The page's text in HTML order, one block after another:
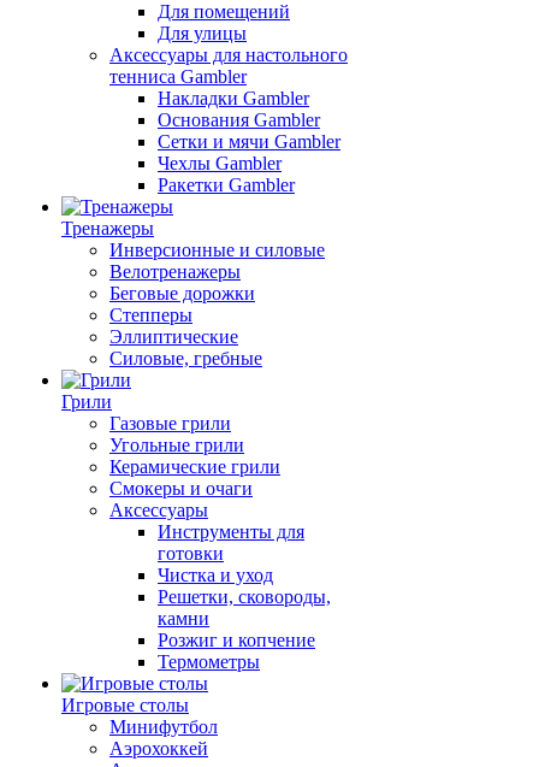
Для помещений
Для улицы
Аксессуары для настольного
тенниса Gambler
Накладки Gambler
Основания Gambler
Сетки и мячи Gambler
Чехлы Gambler
Ракетки Gambler
Тренажеры
Инверсионные и силовые
Велотренажеры
Беговые дорожки
Степперы
Эллиптические
Силовые, гребные
Грили
Газовые грили
Угольные грили
Керамические грили
Смокеры и очаги
Аксессуары
Инструменты для
готовки
Чистка и уход
Решетки, сковороды,
камни
Розжиг и копчение
Термометры
Игровые столы
Минифутбол
Аэрохоккей